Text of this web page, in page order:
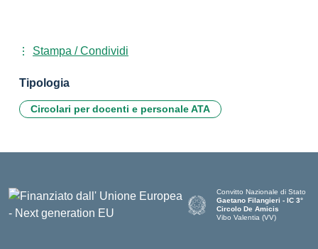
Stampa / Condividi
Tipologia
Circolari per docenti e personale ATA
Convitto Nazionale di Stato
Gaetano Filangieri - IC 3°
Circolo De Amicis
Vibo Valentia (VV)